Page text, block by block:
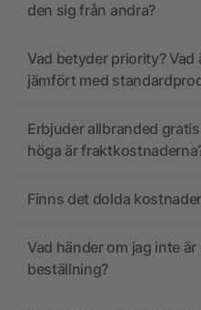
den sig från andra?
Vad betyder priority? Vad
jämfört med
Erbjuder allbranded
höga är
Finns det dolda
Vad händer om jag inte
beställning?